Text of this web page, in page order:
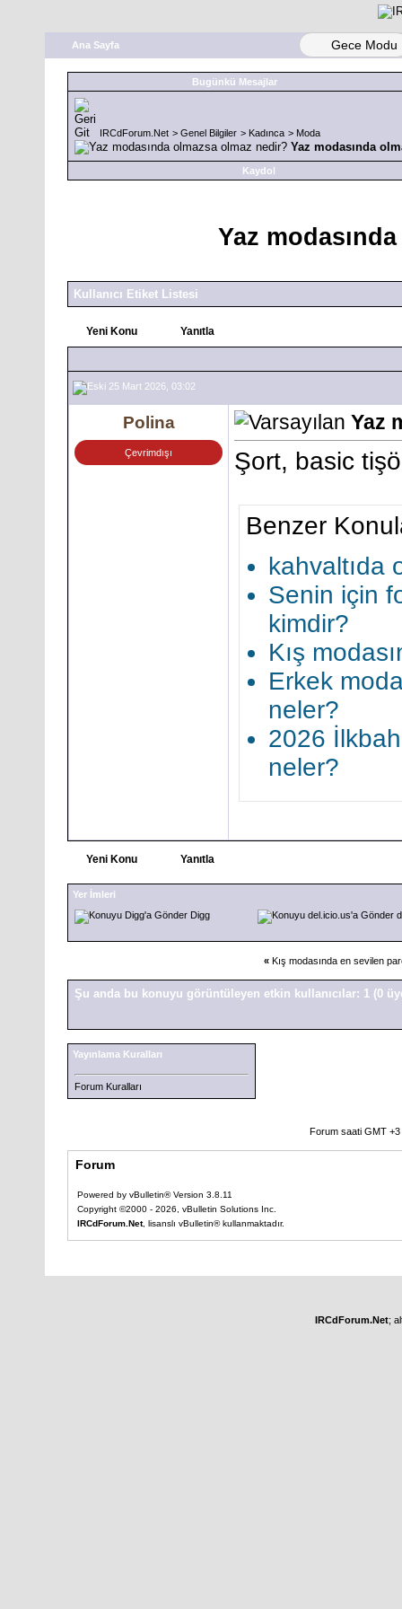
Ana Sayfa Gece Modu
Bugünkü Mesajlar
IRCdForum.Net > Genel Bilgiler > Kadınca > Moda
Yaz modasında
Kaydol
Yaz
Kullanıcı Etiket Listesi
Yeni Konu Yanıtla
25 Mart 2026, 03:02
Polina
Çevrimdışı
Yaz
Şort, basic
Benzer
kahvaltıda
Senin için
kimdir?
Kış
Erkek
neler?
2026
neler?
Yeni Konu Yanıtla
Yer İmleri
Digg
« Kış modasında en sevilen
Şu anda bu konuyu görüntüleyen etkin kullanıcılar: 1 (0
Yayınlama Kuralları
Forum Kuralları
Forum saati GMT
Forum
Powered by vBulletin® Version 3.8.11
Copyright ©2000 - 2026, vBulletin Solutions Inc.
IRCdForum.Net, lisanslı vBulletin® kullanmaktadır.
IRCdForum.Net;